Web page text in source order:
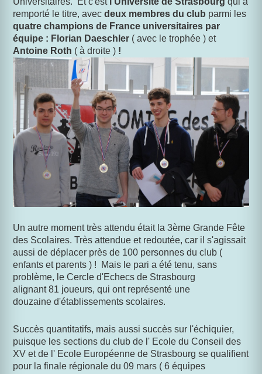
remporté le titre, avec deux membres du club parmi les
quatre champions de France universitaires par
équipe : Florian Daeschler ( avec le trophée ) et
Antoine Roth ( à droite ) !
Un autre moment très attendu était la 3ème Grande Fête
des Scolaires. Très attendue et redoutée, car il s'agissait
aussi de déplacer près de 100 personnes du club (
enfants et parents ) ! Mais le pari a été tenu, sans
problème, le Cercle d'Echecs de Strasbourg
alignant 81 joueurs, qui ont représenté une
douzaine d'établissements scolaires.
Succès quantitatifs, mais aussi succès sur l'échiquier,
puisque les sections du club de l' Ecole du Conseil des
XV et de l' Ecole Européenne de Strasbourg se qualifient
pour la finale régionale du 09 mars ( 6 équipes